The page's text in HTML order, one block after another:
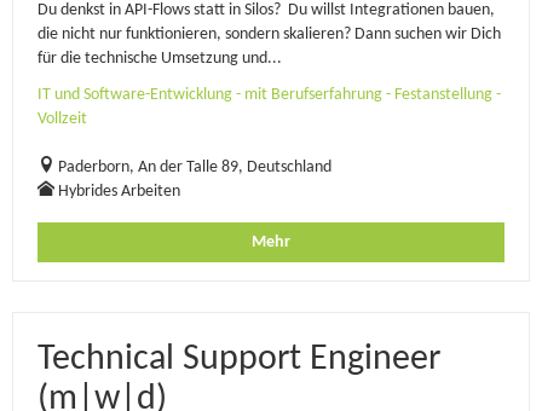
Du denkst in API-Flows statt in Silos? Du willst Integrationen bauen,
die nicht nur funktionieren, sondern skalieren? Dann suchen wir Dich
für die technische Umsetzung und...
IT und Software-Entwicklung - mit Berufserfahrung - Festanstellung -
Vollzeit
Paderborn, An der Talle 89, Deutschland
Hybrides Arbeiten
Mehr
Technical Support Engineer
(m|w|d)